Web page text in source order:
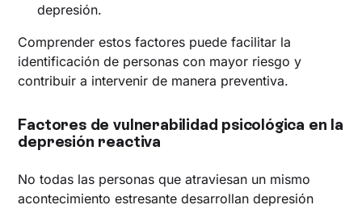
depresión.
Comprender estos factores puede facilitar la
identificación de personas con mayor riesgo y
contribuir a intervenir de manera preventiva.
Factores de vulnerabilidad psicológica en la
depresión reactiva
No todas las personas que atraviesan un mismo
acontecimiento estresante desarrollan depresión